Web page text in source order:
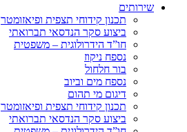
שירותים
תכנון קידוחי תצפית ופיאזומטר
ביצוע סקר הנדסאי תברואתי
חו”ד הידרולוגית – משפטית
נספח ניקוז
בור חלחול
נספח מים וביוב
דיגום מי תהום
תכנון קידוחי תצפית ופיאזומטר
ביצוע סקר הנדסאי תברואתי